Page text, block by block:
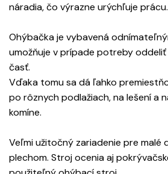
náradia, čo výrazne urýchľuje prácu.
Ohýbačka je vybavená
umožňuje v prípade potreby
časť.
Vďaka tomu sa dá ľahko
po rôznych podlažiach, na lešení a
komíne.
Veľmi užitočný zariadenie pre malé
plechom. Stroj ocenia aj